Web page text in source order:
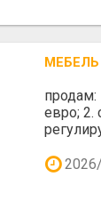
МЕБЕЛЬ
продам:
евро; 2.